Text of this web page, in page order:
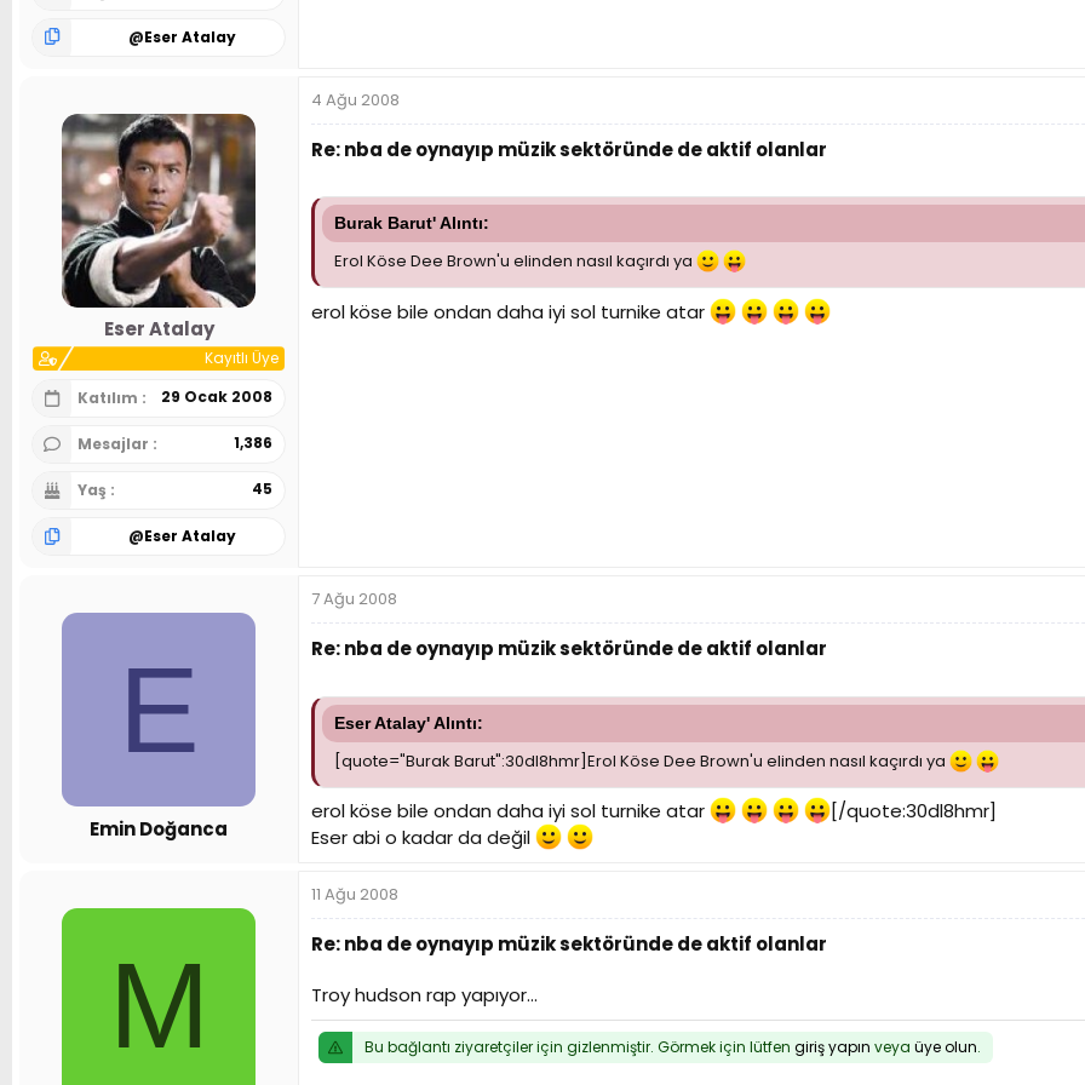
@Eser Atalay
Eser Atalay
Kayıtlı Üye
Katılım
29 Ocak 2008
Mesajlar 1,386
Yaş 45
@Eser Atalay
4 Ağu 2008
Re: nba de oynayıp müzik sektöründe de aktif olanlar
Burak Barut' Alıntı:
Erol Köse Dee Brown'u elinden nasıl kaçırdı ya
erol köse bile ondan daha iyi sol turnike atar
E
Emin Doğanca
7 Ağu 2008
Re: nba de oynayıp müzik sektöründe de aktif olanlar
Eser Atalay' Alıntı:
[quote="Burak Barut":30dl8hmr]Erol Köse Dee Brown'u elinden nasıl kaçırdı ya
erol köse bile ondan daha iyi sol turnike atar
[/quote:30dl8hmr]
Eser abi o kadar da değil
M
11 Ağu 2008
Re: nba de oynayıp müzik sektöründe de aktif olanlar
Troy hudson rap yapıyor...
Bu bağlantı ziyaretçiler için gizlenmiştir. Görmek için lütfen giriş yapın veya üye olun.